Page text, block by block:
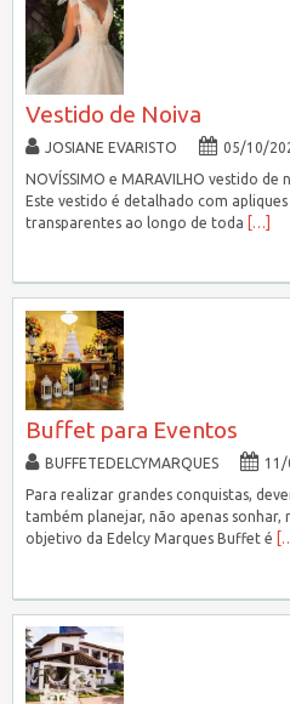
Vestido de Noiva
JOSIANE EVARISTO 05/10/
NOVÍSSIMO e MARAVILHO vestido
Este vestido é detalhado com
transparentes ao longo de toda […]
Buffet para Eventos
BUFFETEDELCYMARQUES 11/
Para realizar grandes conquistas,
também planejar, não apenas sonhar,
objetivo da Edelcy Marques Buffet é